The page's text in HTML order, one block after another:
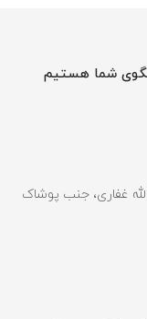
الله غفاری، جنب پوشاک